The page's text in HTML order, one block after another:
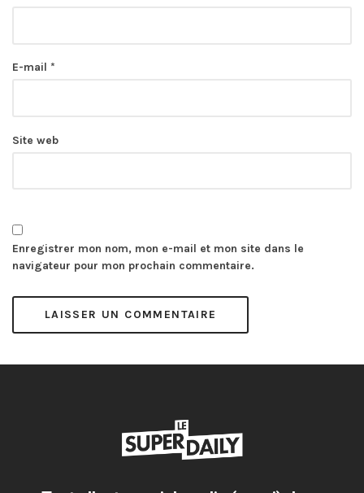
E-mail *
Site web
Enregistrer mon nom, mon e-mail et mon site dans le
navigateur pour mon prochain commentaire.